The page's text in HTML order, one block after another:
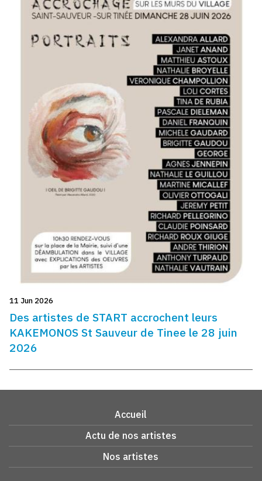
11 Jun 2026
Des artistes de START accrochent leurs
KAKEMONOS St Sauveur de Tinee le 28 juin
2026
Accueil
Actu de nos artistes
Nos artistes